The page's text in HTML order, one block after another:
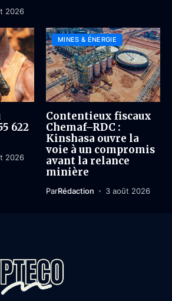
2026
622
2026
MINES & ÉNERGIE
Contentieux fiscaux
Chemaf–RDC :
Kinshasa ouvre la
voie à un compromis
avant la relance
minière
ParRédaction 3 août 2026